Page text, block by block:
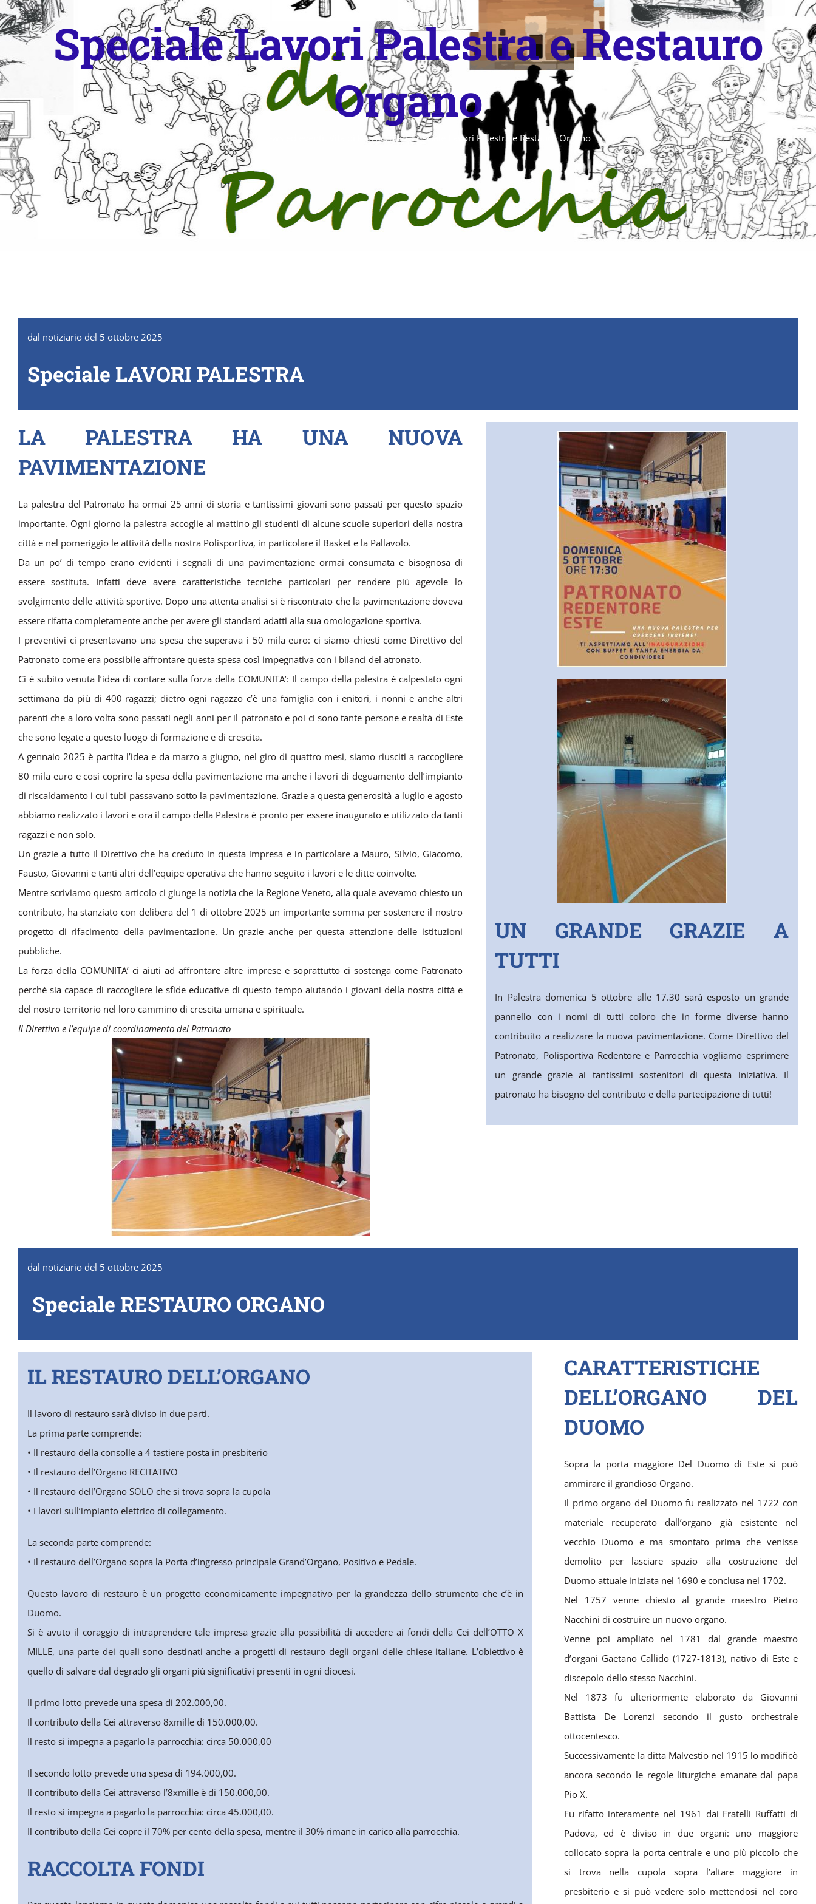
Speciale Lavori Palestra e Restauro
Organo
Home Vita di Parrocchia / Speciale Lavori Palestra e Restauro Organo
dal notiziario del 5 ottobre 2025
Speciale LAVORI PALESTRA
LA PALESTRA HA UNA NUOVA
PAVIMENTAZIONE
La palestra del Patronato ha ormai 25 anni di storia e tantissimi giovani sono passati per questo spazio
importante. Ogni giorno la palestra accoglie al mattino gli studenti di alcune scuole superiori della nostra
città e nel pomeriggio le attività della nostra Polisportiva, in particolare il Basket e la Pallavolo.
Da un po’ di tempo erano evidenti i segnali di una pavimentazione ormai consumata e bisognosa di
essere sostituta. Infatti deve avere caratteristiche tecniche particolari per rendere più agevole lo
svolgimento delle attività sportive. Dopo una attenta analisi si è riscontrato che la pavimentazione doveva
essere rifatta completamente anche per avere gli standard adatti alla sua omologazione sportiva.
I preventivi ci presentavano una spesa che superava i 50 mila euro: ci siamo chiesti come Direttivo del
Patronato come era possibile affrontare questa spesa così impegnativa con i bilanci del atronato.
Ci è subito venuta l’idea di contare sulla forza della COMUNITA’: Il campo della palestra è calpestato ogni
settimana da più di 400 ragazzi; dietro ogni ragazzo c’è una famiglia con i enitori, i nonni e anche altri
parenti che a loro volta sono passati negli anni per il patronato e poi ci sono tante persone e realtà di Este
che sono legate a questo luogo di formazione e di crescita.
A gennaio 2025 è partita l’idea e da marzo a giugno, nel giro di quattro mesi, siamo riusciti a raccogliere
80 mila euro e così coprire la spesa della pavimentazione ma anche i lavori di deguamento dell’impianto
di riscaldamento i cui tubi passavano sotto la pavimentazione. Grazie a questa generosità a luglio e agosto
abbiamo realizzato i lavori e ora il campo della Palestra è pronto per essere inaugurato e utilizzato da tanti
ragazzi e non solo.
Un grazie a tutto il Direttivo che ha creduto in questa impresa e in particolare a Mauro, Silvio, Giacomo,
Fausto, Giovanni e tanti altri dell’equipe operativa che hanno seguito i lavori e le ditte coinvolte.
Mentre scriviamo questo articolo ci giunge la notizia che la Regione Veneto, alla quale avevamo chiesto un
contributo, ha stanziato con delibera del 1 di ottobre 2025 un importante somma per sostenere il nostro
progetto di rifacimento della pavimentazione. Un grazie anche per questa attenzione delle istituzioni
pubbliche.
La forza della COMUNITA’ ci aiuti ad affrontare altre imprese e soprattutto ci sostenga come Patronato
perché sia capace di raccogliere le sfide educative di questo tempo aiutando i giovani della nostra città e
del nostro territorio nel loro cammino di crescita umana e spirituale.
Il Direttivo e l’equipe di coordinamento del Patronato
UN GRANDE GRAZIE A
TUTTI
In Palestra domenica 5 ottobre alle 17.30 sarà esposto un grande
pannello con i nomi di tutti coloro che in forme diverse hanno
contribuito a realizzare la nuova pavimentazione. Come Direttivo del
Patronato, Polisportiva Redentore e Parrocchia vogliamo esprimere
un grande grazie ai tantissimi sostenitori di questa iniziativa. Il
patronato ha bisogno del contributo e della partecipazione di tutti!
dal notiziario del 5 ottobre 2025
Speciale RESTAURO ORGANO
IL RESTAURO DELL’ORGANO
Il lavoro di restauro sarà diviso in due parti.
La prima parte comprende:
• Il restauro della consolle a 4 tastiere posta in presbiterio
• Il restauro dell’Organo RECITATIVO
• Il restauro dell’Organo SOLO che si trova sopra la cupola
• I lavori sull’impianto elettrico di collegamento.
La seconda parte comprende:
• Il restauro dell’Organo sopra la Porta d’ingresso principale Grand’Organo, Positivo e Pedale.
Questo lavoro di restauro è un progetto economicamente impegnativo per la grandezza dello strumento che c’è in
Duomo.
Si è avuto il coraggio di intraprendere tale impresa grazie alla possibilità di accedere ai fondi della Cei dell’OTTO X
MILLE, una parte dei quali sono destinati anche a progetti di restauro degli organi delle chiese italiane. L’obiettivo è
quello di salvare dal degrado gli organi più significativi presenti in ogni diocesi.
Il primo lotto prevede una spesa di 202.000,00.
Il contributo della Cei attraverso 8xmille di 150.000,00.
Il resto si impegna a pagarlo la parrocchia: circa 50.000,00
Il secondo lotto prevede una spesa di 194.000,00.
Il contributo della Cei attraverso l’8xmille è di 150.000,00.
Il resto si impegna a pagarlo la parrocchia: circa 45.000,00.
Il contributo della Cei copre il 70% per cento della spesa, mentre il 30% rimane in carico alla parrocchia.
RACCOLTA FONDI
CARATTERISTICHE
DELL’ORGANO DEL
DUOMO
Sopra la porta maggiore Del Duomo di Este si può
ammirare il grandioso Organo.
Il primo organo del Duomo fu realizzato nel 1722 con
materiale recuperato dall’organo già esistente nel
vecchio Duomo e ma smontato prima che venisse
demolito per lasciare spazio alla costruzione del
Duomo attuale iniziata nel 1690 e conclusa nel 1702.
Nel 1757 venne chiesto al grande maestro Pietro
Nacchini di costruire un nuovo organo.
Venne poi ampliato nel 1781 dal grande maestro
d’organi Gaetano Callido (1727-1813), nativo di Este e
discepolo dello stesso Nacchini.
Nel 1873 fu ulteriormente elaborato da Giovanni
Battista De Lorenzi secondo il gusto orchestrale
ottocentesco.
Successivamente la ditta Malvestio nel 1915 lo modificò
ancora secondo le regole liturgiche emanate dal papa
Pio X.
Fu rifatto interamente nel 1961 dai Fratelli Ruffatti di
Padova, ed è diviso in due organi: uno maggiore
collocato sopra la porta centrale e uno più piccolo che
si trova nella cupola sopra l’altare maggiore in
presbiterio e si può vedere solo mettendosi nel coro